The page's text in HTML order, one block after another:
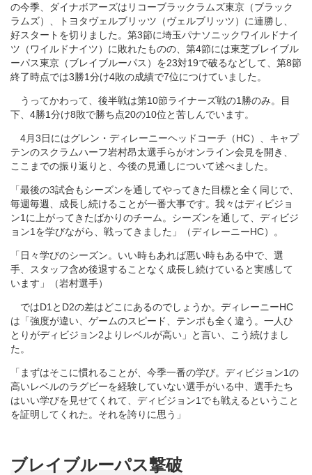
の今季、ダイナボアーズはリコーブラックラムズ東京（ブラック
ラムズ）、トヨタヴェルブリッツ（ヴェルブリッツ）に連勝し、
好スタートを切りました。第3節に埼玉パナソニックワイルドナイ
ツ（ワイルドナイツ）に敗れたものの、第4節には東芝ブレイブル
ーパス東京（ブレイブルーパス）を23対19で破るなどして、第8節
終了時点では3勝1分け4敗の成績で7位につけていました。
うってかわって、後半戦は第10節ライナーズ戦の1勝のみ。目
下、4勝1分け8敗で勝ち点20の10位と苦しんでいます。
4月3日にはグレン・ディレーニーヘッドコーチ（HC）、キャプ
テンのスクラムハーフ岩村昂太選手らがオンライン会見を開き、
ここまでの振り返りと、今後の見通しについて述べました。
「最後の3試合もシーズンを通してやってきた目標と全く同じで、
毎週毎週、成長し続けることが一番大事です。我々はディビジョ
ン1に上がってきたばかりのチーム。シーズンを通して、ディビジ
ョン1を学びながら、戦ってきました」（ディレーニーHC）。
「日々学びのシーズン。いい時もあれば悪い時もある中で、選
手、スタッフ含め後退することなく成長し続けていると実感して
います」（岩村選手）
ではD1とD2の差はどこにあるのでしょうか。ディレーニーHC
は「強度が違い、ゲームのスピード、テンポも全く違う。一人ひ
とりがディビジョン2よりレベルが高い」と言い、こう続けまし
た。
「まずはそこに慣れることが、今季一番の学び。ディビジョン1の
高いレベルのラグビーを経験していない選手がいる中、選手たち
はいい学びを見せてくれて、ディビジョン1でも戦えるということ
を証明してくれた。それを誇りに思う」
ブレイブルーパス撃破